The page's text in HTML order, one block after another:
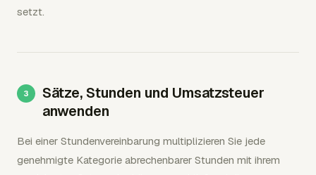
setzt.
Sätze, Stunden und Umsatzsteuer
anwenden
Bei einer Stundenvereinbarung multiplizieren Sie jede
genehmigte Kategorie abrechenbarer Stunden mit ihrem